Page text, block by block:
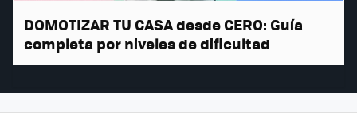
DOMOTIZAR TU CASA desde CERO: Guía
completa por niveles de dificultad